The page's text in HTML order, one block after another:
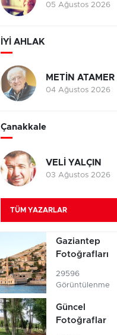
05 Ağustos 2026
İYİ AHLAK
METİN ATAMER
04 Ağustos 2026
Çanakkale
VELİ YALÇIN
03 Ağustos 2026
TÜM YAZARLAR
Gaziantep
Fotoğrafları
29596
Görüntülenme
Güncel
Fotoğraflar